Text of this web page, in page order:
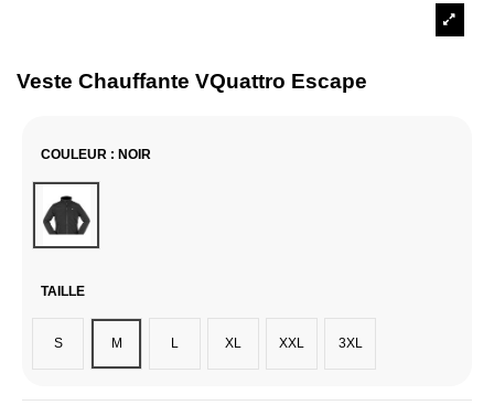
Veste Chauffante VQuattro Escape
COULEUR : NOIR
Noir
TAILLE
S M L XL XXL 3XL